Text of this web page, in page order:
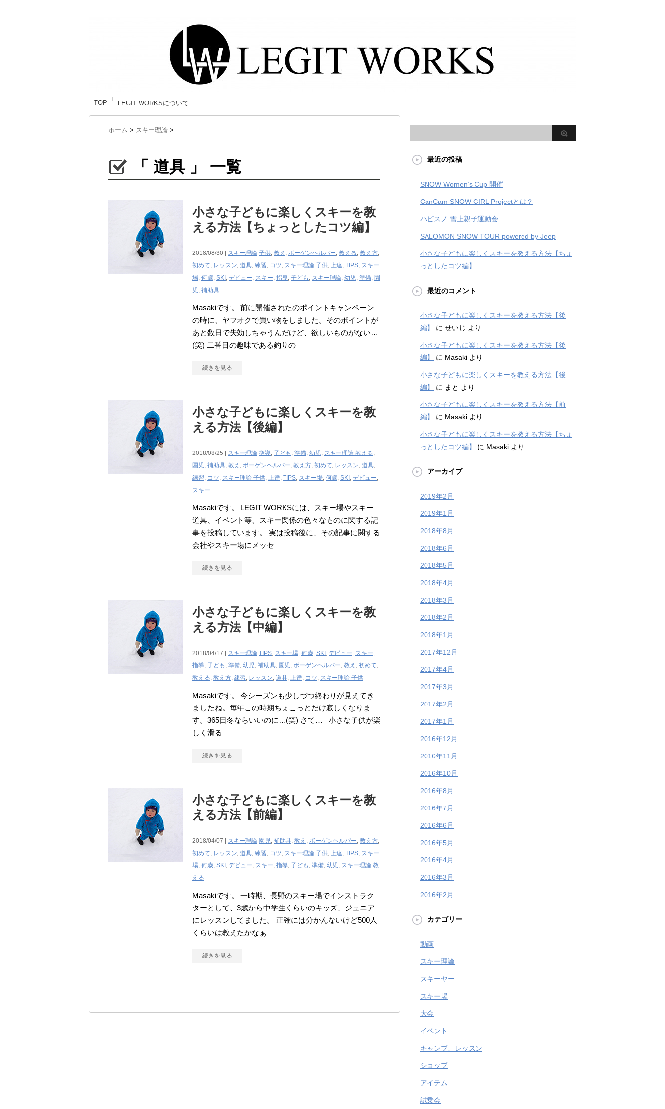
TOP LEGIT WORKSについて
ホーム > スキー理論 >
「 道具 」 一覧
小さな子どもに楽しくスキーを教
える方法【ちょっとしたコツ編】
2018/08/30 | スキー理論 子供, 教え , ボーゲンヘルパー, 教える, 教え方,
初めて, レッスン, 道具, 練習, コツ, スキー理論 子供, 上達, TIPS, スキー
場, 何歳, SKI , デビュー, スキー, 指導, 子ども , スキー理論, 幼児, 準備, 園
児, 補助具
Masakiです。 前に開催されたのポイントキャンペーン
の時に、ヤフオクで買い物をしました。そのポイントが
あと数日で失効しちゃうんだけど、欲しいものがない…
(笑) 二番目の趣味である釣りの
続きを見る
小さな子どもに楽しくスキーを教
える方法【後編】
2018/08/25 | スキー理論 指導, 子ども , 準備, 幼児, スキー理論 教える,
園児, 補助具, 教え , ボーゲンヘルパー, 教え方, 初めて, レッスン, 道具,
練習, コツ, スキー理論 子供, 上達, TIPS, スキー場, 何歳, SKI , デビュー,
スキー
Masakiです。 LEGIT WORKSには、スキー場やスキー
道具、イベント等、スキー関係の色々なものに関する記
事を投稿しています。 実は投稿後に、その記事に関する
会社やスキー場にメッセ
続きを見る
小さな子どもに楽しくスキーを教
える方法【中編】
2018/04/17 | スキー理論 TIPS, スキー場, 何歳, SKI , デビュー, スキー,
指導, 子ども , 準備, 幼児, 補助具, 園児, ボーゲンヘルパー, 教え , 初めて,
教える, 教え方, 練習, レッスン, 道具, 上達, コツ, スキー理論 子供
Masakiです。 今シーズンも少しづつ終わりが見えてき
ましたね。毎年この時期ちょこっとだけ寂しくなりま
す。365日冬ならいいのに…(笑) さて… 小さな子供が楽
しく滑る
続きを見る
小さな子どもに楽しくスキーを教
える方法【前編】
2018/04/07 | スキー理論 園児, 補助具, 教え , ボーゲンヘルパー, 教え方,
初めて, レッスン, 道具, 練習, コツ, スキー理論 子供, 上達, TIPS, スキー
場, 何歳, SKI , デビュー, スキー, 指導, 子ども , 準備, 幼児, スキー理論 教
える
Masakiです。 一時期、長野のスキー場でインストラク
ターとして、3歳から中学生くらいのキッズ、ジュニア
にレッスンしてました。 正確には分かんないけど500人
くらいは教えたかなぁ
続きを見る
最近の投稿
SNOW Women’s Cup 開催
CanCam SNOW GIRL Projectとは？
ハピスノ 雪上親子運動会
SALOMON SNOW TOUR powered by Jeep
小さな子どもに楽しくスキーを教える方法【ちょ
っとしたコツ編】
最近のコメント
小さな子どもに楽しくスキーを教える方法【後
編】
に せいじ より
小さな子どもに楽しくスキーを教える方法【後
編】
に Masaki より
小さな子どもに楽しくスキーを教える方法【後
編】
に まと より
小さな子どもに楽しくスキーを教える方法【前
編】
に Masaki より
小さな子どもに楽しくスキーを教える方法【ちょ
っとしたコツ編】
に Masaki より
アーカイブ
2019年2月
2019年1月
2018年8月
2018年6月
2018年5月
2018年4月
2018年3月
2018年2月
2018年1月
2017年12月
2017年4月
2017年3月
2017年2月
2017年1月
2016年12月
2016年11月
2016年10月
2016年8月
2016年7月
2016年6月
2016年5月
2016年4月
2016年3月
2016年2月
カテゴリー
動画
スキー理論
スキーヤー
スキー場
大会
イベント
キャンプ、レッスン
ショップ
アイテム
試乗会